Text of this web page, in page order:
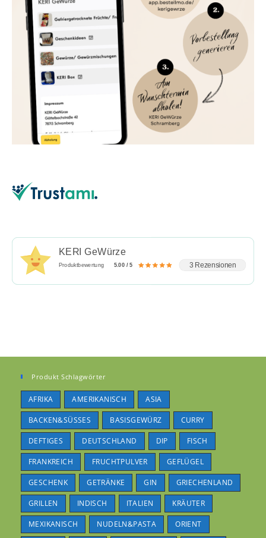
KERI GeWürze
Produktbewertung 5.00 / 5 3 Rezensionen
Produkt Schlagwörter
AFRIKA AMERIKANISCH ASIA
BACKEN&SÜSSES BASISGEWÜRZ CURRY
DEFTIGES DEUTSCHLAND DIP FISCH
FRANKREICH FRUCHTPULVER GEFLÜGEL
GESCHENK GETRÄNKE GIN GRIECHENLAND
GRILLEN INDISCH ITALIEN KRÄUTER
MEXIKANISCH NUDELN&PASTA ORIENT